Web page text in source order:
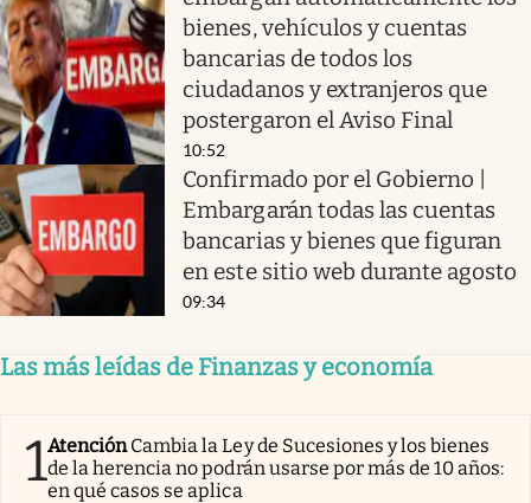
bienes, vehículos y cuentas
bancarias de todos los
ciudadanos y extranjeros que
postergaron el Aviso Final
10:52
Confirmado por el Gobierno |
Embargarán todas las cuentas
bancarias y bienes que figuran
en este sitio web durante agosto
09:34
Las más leídas de Finanzas y economía
1AtenciónCambia la Ley de Sucesiones y los bienes
de la herencia no podrán usarse por más de 10 años:
en qué casos se aplica